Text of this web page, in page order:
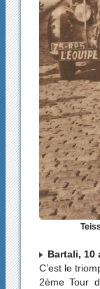
Bartali, 10
C’est le
2ème Tour